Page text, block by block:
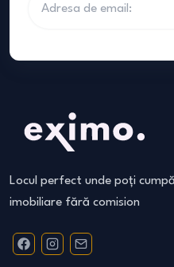
Locul perfect unde poți
imobiliare fără comision